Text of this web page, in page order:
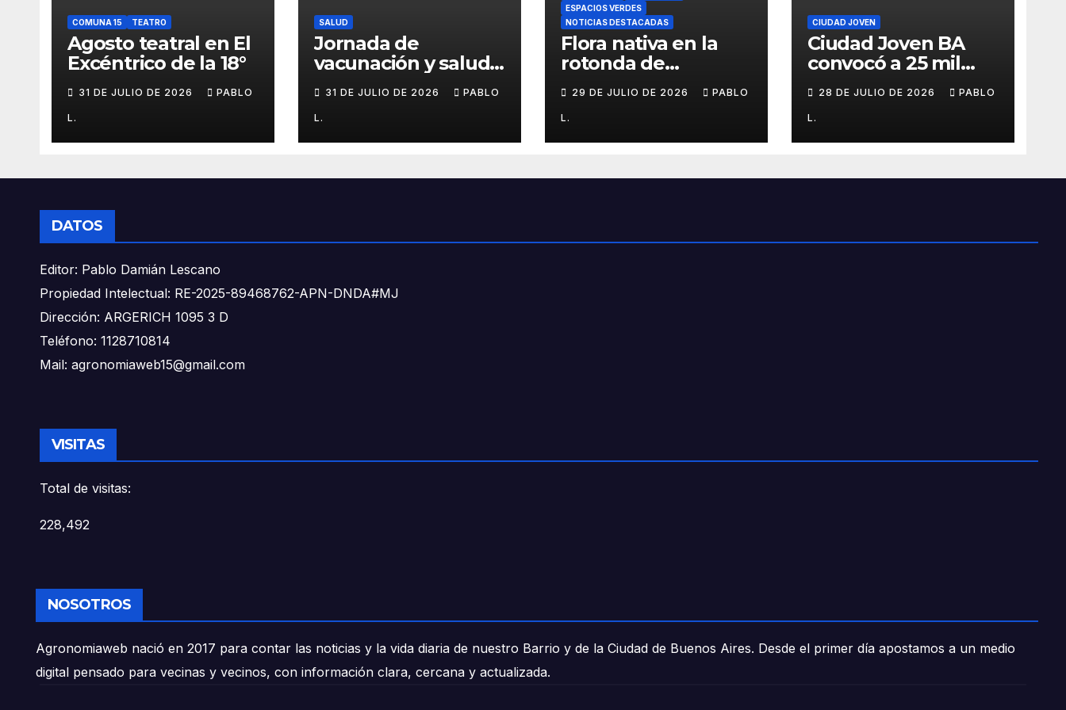
COMUNA 15 TEATRO
Agosto teatral en El
Excéntrico de la 18°
31 DE JULIO DE 2026 PABLO
L.
SALUD
Jornada de
vacunación y salud
bucal para chicos
31 DE JULIO DE 2026 PABLO
L.
ESPACIOS VERDES
NOTICIAS DESTACADAS
Flora nativa en la
rotonda de
Agronomía
29 DE JULIO DE 2026 PABLO
L.
CIUDAD JOVEN
Ciudad Joven BA
convocó a 25 mil
personas
28 DE JULIO DE 2026 PABLO
L.
DATOS
Editor: Pablo Damián Lescano
Propiedad Intelectual: RE-2025-89468762-APN-DNDA#MJ
Dirección: ARGERICH 1095 3 D
Teléfono: 1128710814
Mail: agronomiaweb15@gmail.com
VISITAS
Total de visitas:
228,492
NOSOTROS
Agronomiaweb nació en 2017 para contar las noticias y la vida diaria de nuestro Barrio y de la Ciudad de Buenos Aires. Desde el primer día apostamos a un medio
digital pensado para vecinas y vecinos, con información clara, cercana y actualizada.